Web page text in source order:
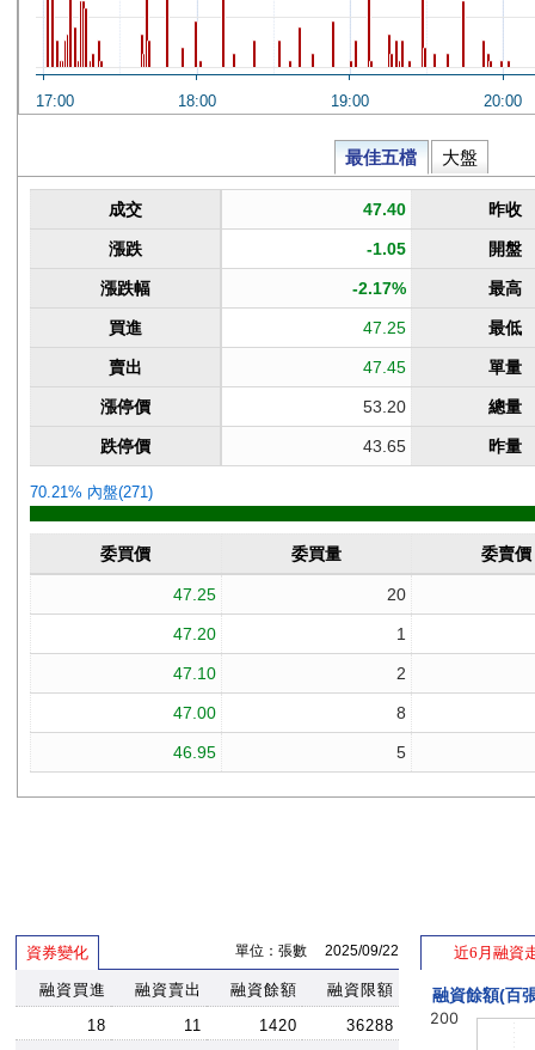
資券變化 單位：張數 2025/09/22
融資買進 融資賣出 融資餘額
融資限額
18
11 1420
36288
近6月融資
融資餘額(百
200